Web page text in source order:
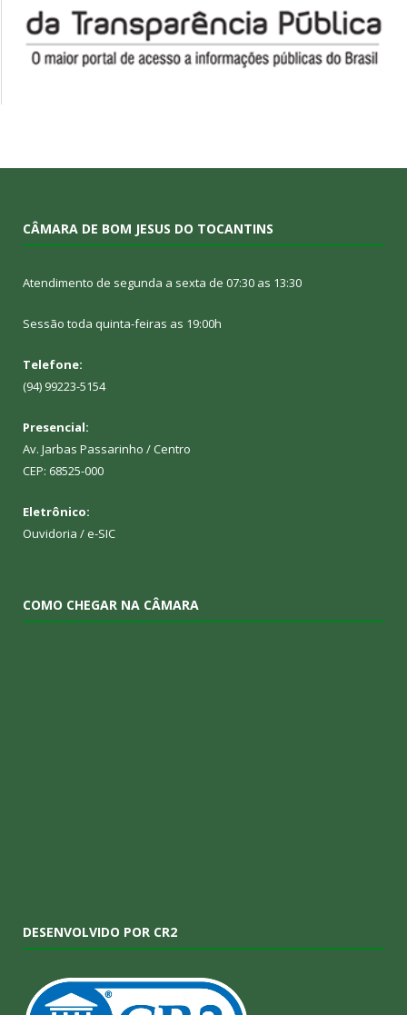
CÂMARA DE BOM JESUS DO TOCANTINS
Atendimento de segunda a sexta de 07:30 as 13:30
Sessão toda quinta-feiras as 19:00h
Telefone:
(94) 99223-5154
Presencial:
Av. Jarbas Passarinho / Centro
CEP: 68525-000
Eletrônico:
Ouvidoria / e-SIC
COMO CHEGAR NA CÂMARA
DESENVOLVIDO POR CR2